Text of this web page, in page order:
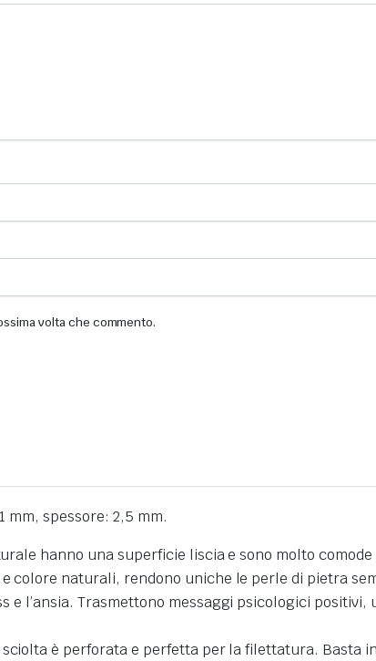
volta che commento.
spessore: 2,5 mm.
hanno una superficie liscia e sono molto
colore naturali, rendono uniche le perle di pietra
l’ansia. Trasmettono messaggi psicologici
è perforata e perfetta per la filettatura. Basta